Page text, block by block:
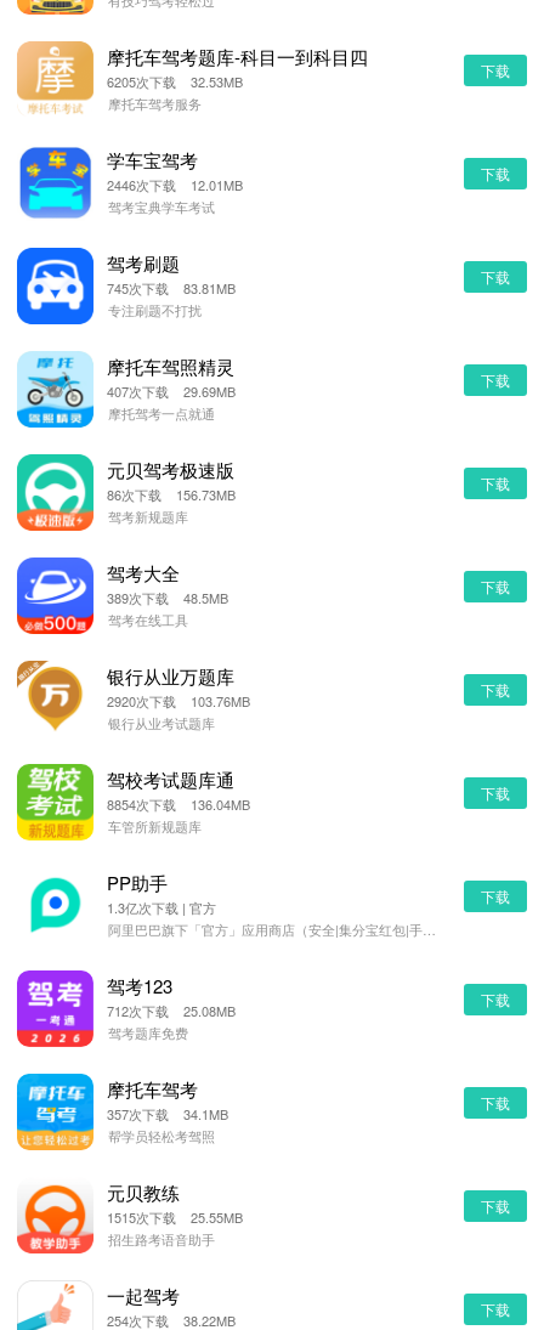
摩托车驾考题库-科目一到科目四
6205次下载 32.53MB
摩托车驾考服务
下载
学车宝驾考
2446次下载 12.01MB
驾考宝典学车考试
下载
驾考刷题
745次下载 83.81MB
专注刷题不打扰
下载
摩托车驾照精灵
407次下载 29.69MB
摩托驾考一点就通
下载
元贝驾考极速版
86次下载 156.73MB
驾考新规题库
下载
驾考大全
389次下载 48.5MB
驾考在线工具
下载
银行从业万题库
2920次下载 103.76MB
银行从业考试题库
下载
驾校考试题库通
8854次下载 136.04MB
车管所新规题库
下载
PP助手
1.3亿次下载 | 官方
下载
驾考123
712次下载 25.08MB
驾考题库免费
下载
摩托车驾考
357次下载 34.1MB
帮学员轻松考驾照
下载
元贝教练
1515次下载 25.55MB
招生路考语音助手
下载
一起驾考
254次下载 38.22MB
下载